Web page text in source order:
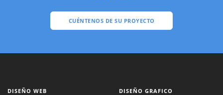
CUÉNTENOS DE SU PROYECTO
DISEÑO WEB DISEÑO GRAFICO